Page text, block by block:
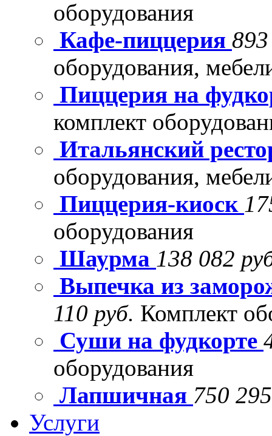
оборудования
Кафе-пиццерия
оборудования,
Пиццерия на
комплект
Итальянский
оборудования,
Пиццерия-киоск
оборудования
Шаурма 138 082
Выпечка из
110 руб. Комплект
Суши на фудкорте
оборудования
Лапшичная 750
Услуги